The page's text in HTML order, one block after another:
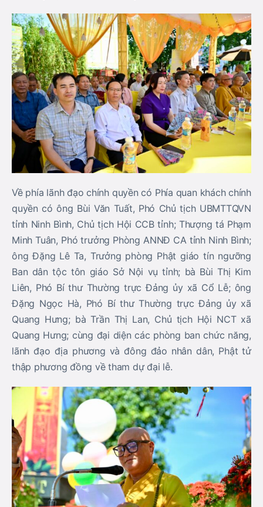
Về phía lãnh đạo chính quyền có Phía quan khách chính
quyền có ông Bùi Văn Tuất, Phó Chủ tịch UBMTTQVN
tỉnh Ninh Bình, Chủ tịch Hội CCB tỉnh; Thượng tá Phạm
Minh Tuân, Phó trưởng Phòng ANNĐ CA tỉnh Ninh Bình;
ông Đặng Lê Ta, Trưởng phòng Phật giáo tín ngưỡng
Ban dân tộc tôn giáo Sở Nội vụ tỉnh; bà Bùi Thị Kim
Liên, Phó Bí thư Thường trực Đảng ủy xã Cổ Lễ; ông
Đặng Ngọc Hà, Phó Bí thư Thường trực Đảng ủy xã
Quang Hưng; bà Trần Thị Lan, Chủ tịch Hội NCT xã
Quang Hưng; cùng đại diện các phòng ban chức năng,
lãnh đạo địa phương và đông đảo nhân dân, Phật tử
thập phương đồng về tham dự đại lễ.